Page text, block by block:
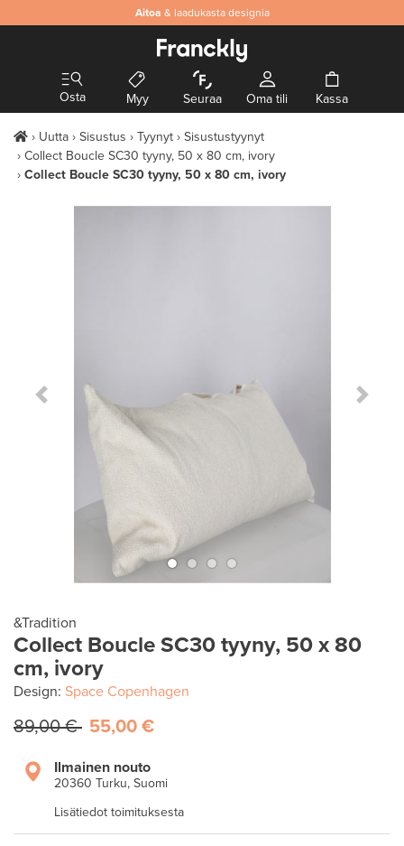
Aitoa & laadukasta designia
Osta Myy Seuraa Oma tili Kassa
Uutta Sisustus Tyynyt
Sisustustyynyt
Collect Boucle SC30 tyyny, 50 x 80 cm, ivory
Collect Boucle SC30 tyyny, 50 x 80 cm, ivory
Previous Slide Next
&Tradition
Collect Boucle SC30 tyyny, 50 x 80
cm, ivory
Design: Space Copenhagen
89,00 € 55,00 €
Ilmainen nouto
20360 Turku, Suomi
Lisätiedot toimituksesta